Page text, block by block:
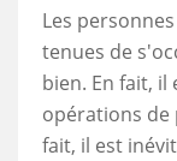
Les
tenues de
bien. En fait, il
opérations de
fait, il est